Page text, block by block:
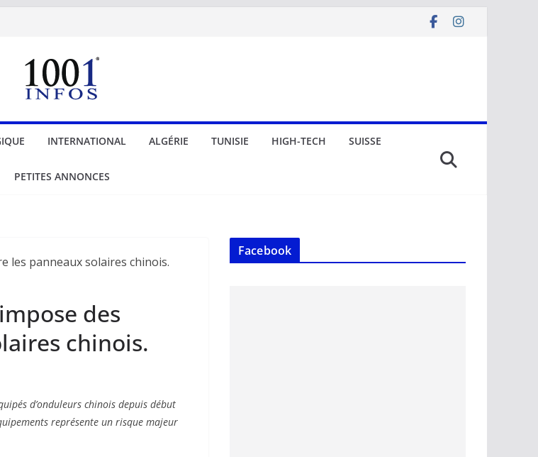
INTERNATIONAL ALGÉRIE TUNISIE HIGH-TECH SUISSE
PETITES ANNONCES
des
chinois.
d’onduleurs chinois depuis début
représente un risque majeur
Facebook